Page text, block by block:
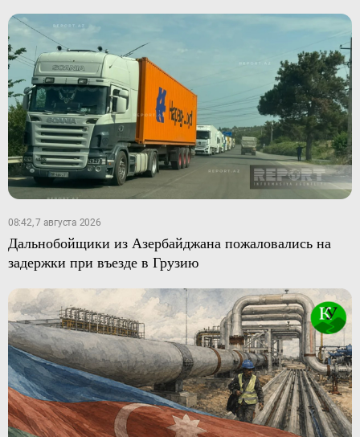
08:42, 7 августа 2026
Дальнобойщики из Азербайджана пожаловались на
задержки при въезде в Грузию